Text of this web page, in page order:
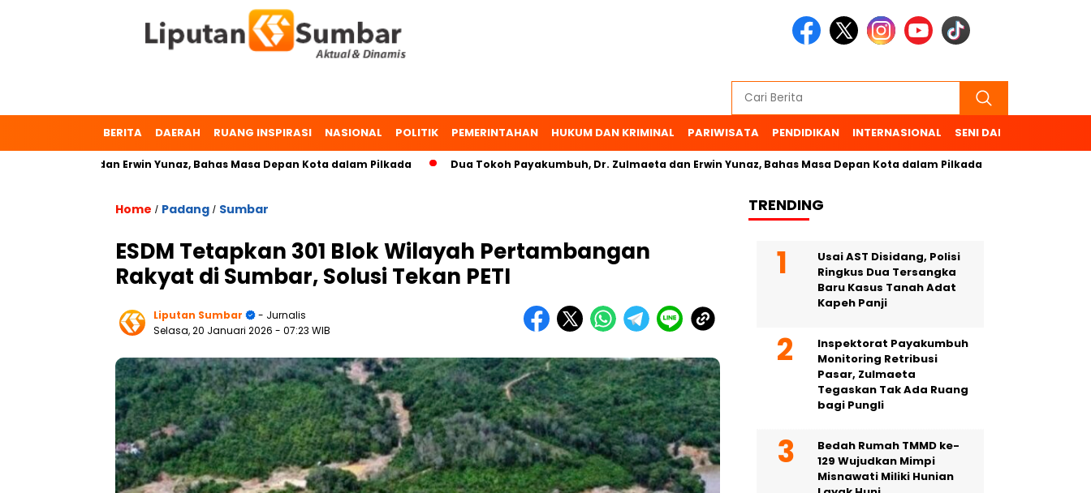
BERITA DAERAH RUANG INSPIRASI NASIONAL POLITIK PEMERINTAHAN HUKUM DAN KRIMINAL PARIWISATA PENDIDIKAN INTERNASIONAL SENI DAN BUDAYA
dan Erwin Yunaz, Bahas Masa Depan Kota dalam Pilkada Dua Tokoh Payakumbuh, Dr. Zulmaeta dan Erwin Yunaz, Bahas Masa Depan Kota dalam Pilkada
Home / Padang / Sumbar
ESDM Tetapkan 301 Blok Wilayah Pertambangan
Rakyat di Sumbar, Solusi Tekan PETI
Liputan Sumbar
- Jurnalis
Selasa, 20 Januari 2026 - 07:23 WIB
TRENDING
Usai AST Disidang, Polisi
Ringkus Dua Tersangka
Baru Kasus Tanah Adat
Kapeh Panji
Inspektorat Payakumbuh
Monitoring Retribusi
Pasar, Zulmaeta
Tegaskan Tak Ada Ruang
bagi Pungli
Bedah Rumah TMMD ke-
129 Wujudkan Mimpi
Misnawati Miliki Hunian